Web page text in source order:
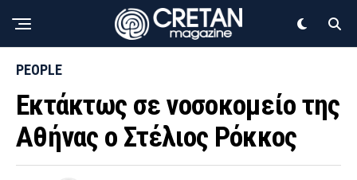
PEOPLE
Εκτάκτως σε νοσοκομείο της
Αθήνας ο Στέλιος Ρόκκος